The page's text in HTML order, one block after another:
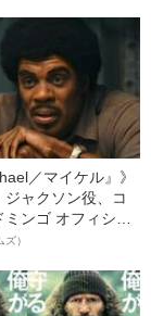
／マイケル』》
ジャクソン役、コ
ンゴ オフィシャ
“観客を魅了した
収70億円突破》
）